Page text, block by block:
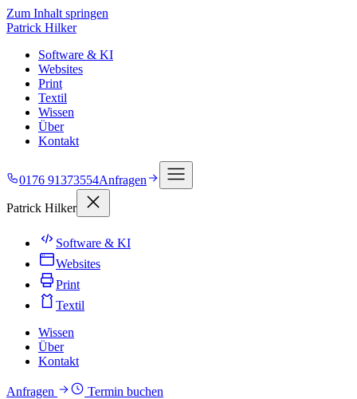
Zum Inhalt springen
Patrick Hilker
Software & KI
Websites
Print
Textil
Wissen
Über
Kontakt
0176 91373554Anfragen
Patrick Hilker
Software & KI
Websites
Print
Textil
Wissen
Über
Kontakt
Anfragen
Termin buchen